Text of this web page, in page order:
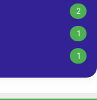
2
1
1